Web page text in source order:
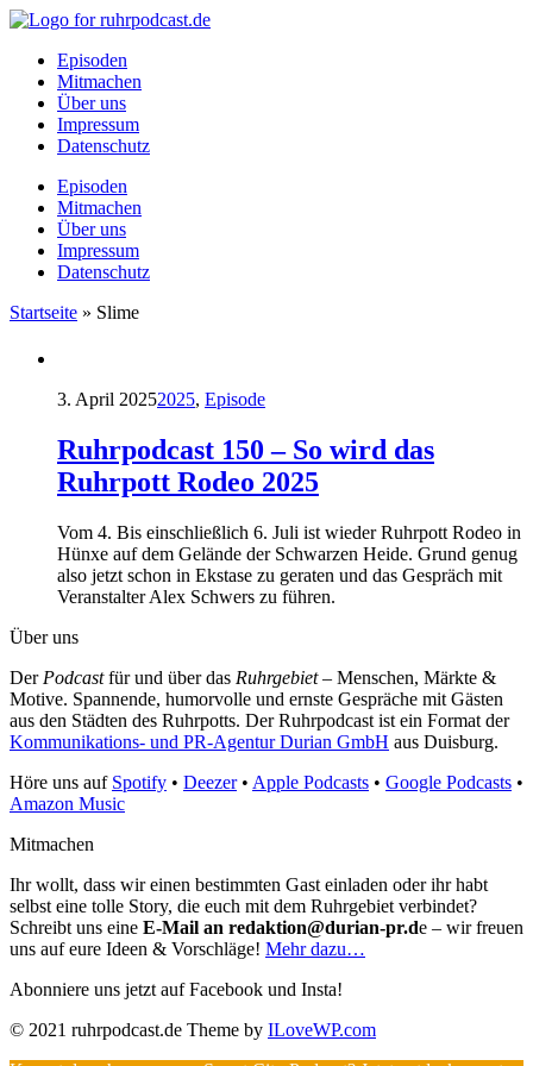
Episoden
Mitmachen
Über uns
Impressum
Datenschutz
Episoden
Mitmachen
Über uns
Impressum
Datenschutz
Startseite » Slime
3. April 20252025, Episode
Ruhrpodcast 150 – So wird das
Ruhrpott Rodeo 2025
Vom 4. Bis einschließlich 6. Juli ist wieder Ruhrpott Rodeo in
Hünxe auf dem Gelände der Schwarzen Heide. Grund genug
also jetzt schon in Ekstase zu geraten und das Gespräch mit
Veranstalter Alex Schwers zu führen.
Über uns
Der Podcastfür und über das Ruhrgebiet– Menschen, Märkte &
Motive. Spannende, humorvolle und ernste Gespräche mit Gästen
aus den Städten des Ruhrpotts. Der Ruhrpodcast ist ein Format der
Kommunikations- und PR-Agentur Durian GmbH aus Duisburg.
Höre uns auf Spotify • Deezer• Apple Podcasts • Google Podcasts •
Amazon Music
Mitmachen
Ihr wollt, dass wir einen bestimmten Gast einladen oder ihr habt
selbst eine tolle Story, die euch mit dem Ruhrgebiet verbindet?
Schreibt uns eine E-Mail an redaktion@durian-pr.de – wir freuen
uns auf eure Ideen & Vorschläge! Mehr dazu…
Abonniere uns jetzt auf Facebook und Insta!
© 2021 ruhrpodcast.de Theme by ILoveWP.com